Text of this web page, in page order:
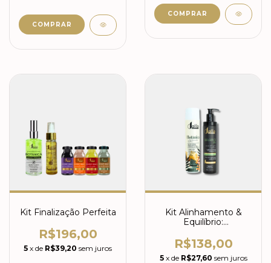
Kit Finalização Perfeita
R$196,00
5 x de R$39,20 sem juros
Kit Alinhamento &
Equilíbrio:
Botânica 300ml +
Balance pH 300g
R$138,00
5 x de R$27,60 sem juros